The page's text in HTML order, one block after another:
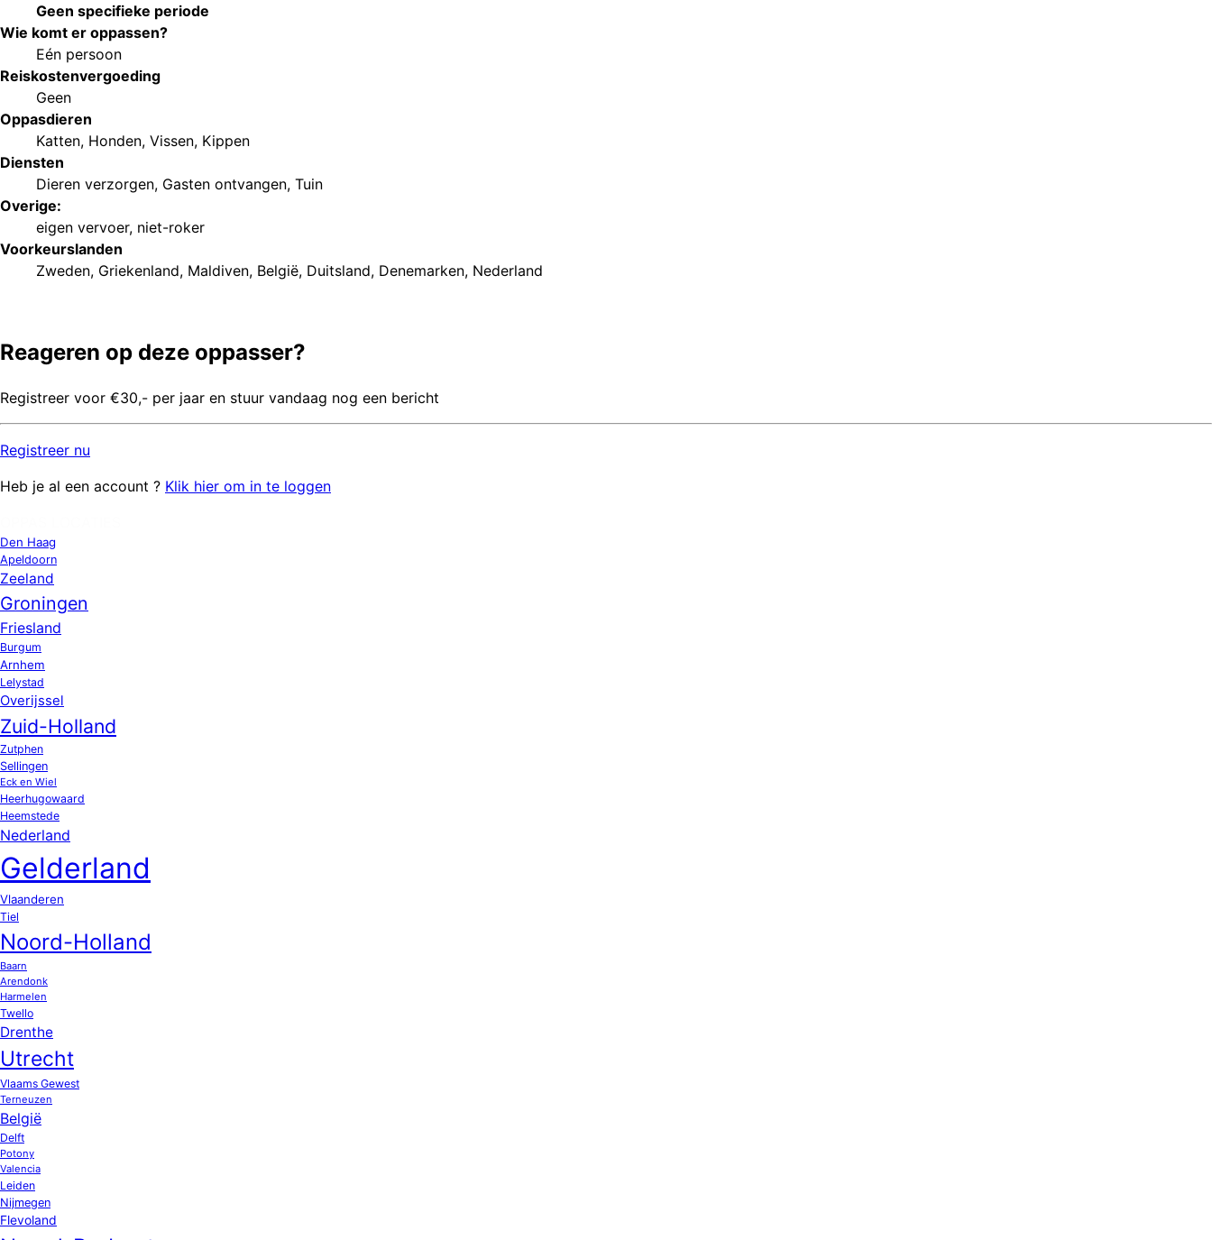
Geen specifieke periode
Wie komt er oppassen?
Eén persoon
Reiskostenvergoeding
Geen
Oppasdieren
Katten, Honden, Vissen, Kippen
Diensten
Dieren verzorgen, Gasten ontvangen, Tuin
Overige:
eigen vervoer, niet-roker
Voorkeurslanden
Zweden, Griekenland, Maldiven, België, Duitsland, Denemarken, Nederland
Reageren op deze oppasser?
Registreer voor €30,- per jaar en stuur vandaag nog een bericht
Registreer nu
Heb je al een account ? Klik hier om in te loggen
Den Haag
Apeldoorn
Zeeland
Groningen
Friesland
Burgum
Arnhem
Lelystad
Overijssel
Zuid-Holland
Zutphen
Sellingen
Eck en Wiel
Heerhugowaard
Heemstede
Nederland
Gelderland
Vlaanderen
Tiel
Noord-Holland
Baarn
Arendonk
Harmelen
Twello
Drenthe
Utrecht
Vlaams Gewest
Terneuzen
België
Delft
Potony
Valencia
Leiden
Nijmegen
Flevoland